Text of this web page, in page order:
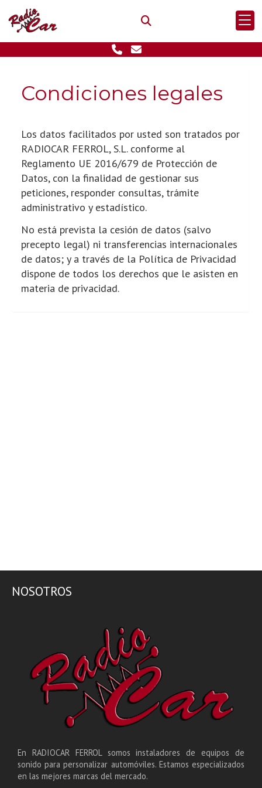
Condiciones legales
Los datos facilitados por usted son tratados por
RADIOCAR FERROL, S.L.conforme al
Reglamento UE 2016/679 de Protección de
Datos, con la finalidad de gestionar sus
peticiones, responder consultas, trámite
administrativo y estadístico.
No está prevista la cesión de datos (salvo
precepto legal) ni transferencias internacionales
de datos; y a través de la Política de Privacidad
dispone de todos los derechos que le asisten en
materia de privacidad.
NOSOTROS
En RADIOCAR FERROL somos instaladores de equipos de
sonido para personalizar automóviles. Estamos especializados
en las mejores marcas del mercado.